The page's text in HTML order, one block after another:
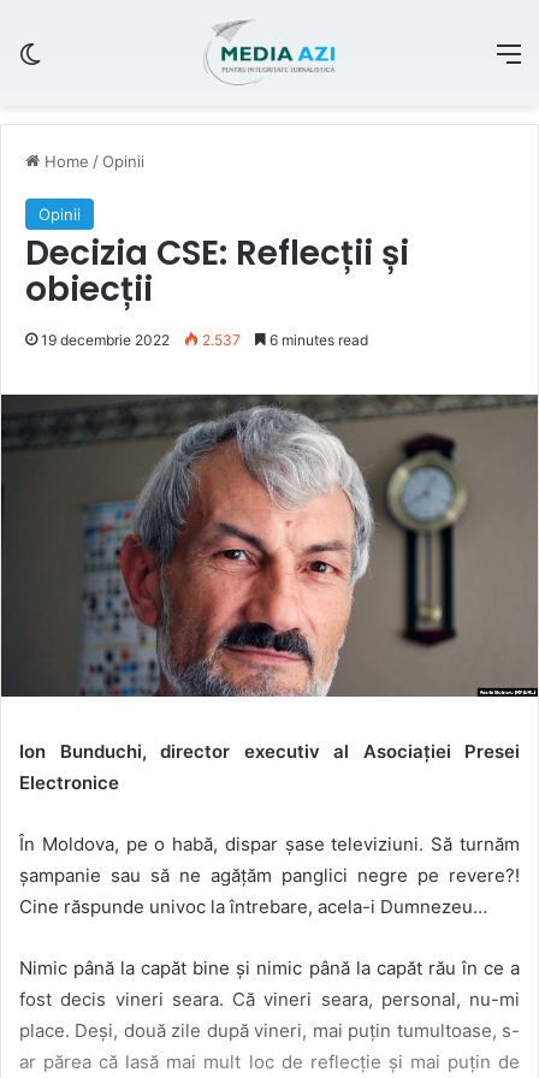
Home /Opinii
Opinii
Decizia CSE: Reflecții și
obiecții
19 decembrie 2022 2.537 6 minutes read
Ion Bunduchi, director executiv al Asociației Presei
Electronice
În Moldova, pe o habă, dispar șase televiziuni. Să turnăm
șampanie sau să ne agățăm panglici negre pe revere?!
Cine răspunde univoc la întrebare, acela-i Dumnezeu…
Nimic până la capăt bine și nimic până la capăt rău în ce a
fost decis vineri seara. Că vineri seara, personal, nu-mi
place. Deși, două zile după vineri, mai puțin tumultoase, s-
ar părea că lasă mai mult loc de reflecție și mai puțin de